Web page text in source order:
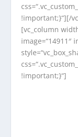
!important;}“][/
[vc_column
image=“14911″
!important;}“]